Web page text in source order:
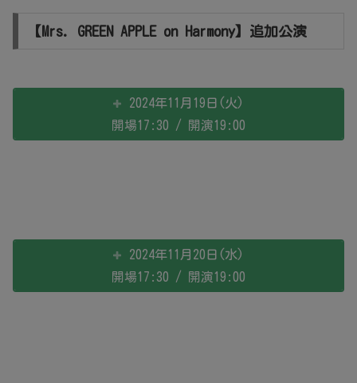
【Mrs. GREEN APPLE on Harmony】追加公演
2024年11月19日(火)
開場17:30 / 開演19:00
2024年11月20日(水)
開場17:30 / 開演19:00